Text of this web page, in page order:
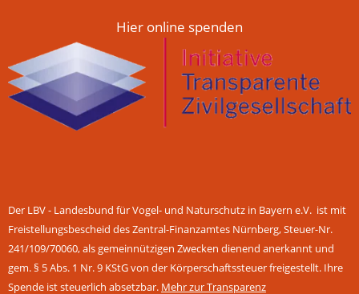
Hier online spenden
Der LBV - Landesbund für Vogel- und Naturschutz in Bayern e.V. ist mit
Freistellungsbescheid des Zentral-Finanzamtes Nürnberg, Steuer-Nr.
241/109/70060, als gemeinnützigen Zwecken dienend anerkannt und
gem. § 5 Abs. 1 Nr. 9 KStG von der Körperschaftssteuer freigestellt. Ihre
Spende ist steuerlich absetzbar. Mehr zur Transparenz